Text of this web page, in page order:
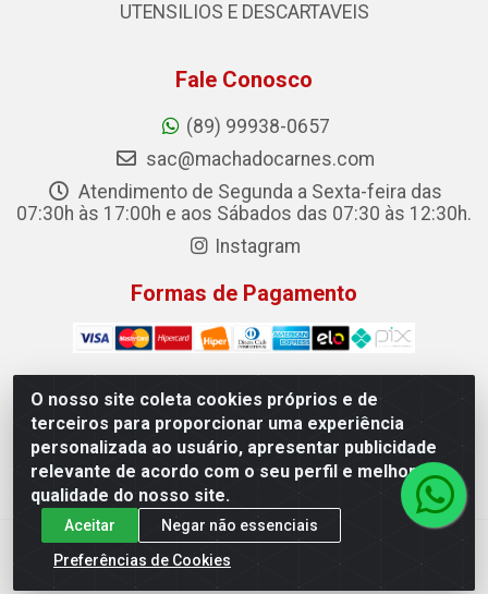
O nosso site coleta cookies próprios e de
terceiros para proporcionar uma experiência
personalizada ao usuário, apresentar publicidade
relevante de acordo com o seu perfil e melhorar a
qualidade do nosso site.
Aceitar
Negar não essenciais
Preferências de Cookies
UTENSILIOS E DESCARTAVEIS
Fale Conosco
(89) 99938-0657
sac@machadocarnes.com
Atendimento de Segunda a Sexta-feira das
07:30h às 17:00h e aos Sábados das 07:30 às 12:30h.
Instagram
Formas de Pagamento
Machado Carnes Distribuidora de Alimentos LTDA -
Logradouro: Avenida Candido Aleixo, 148 - Centro - Oeiras/PI
- CEP 64.500-000 - 31.391.008/0001-50